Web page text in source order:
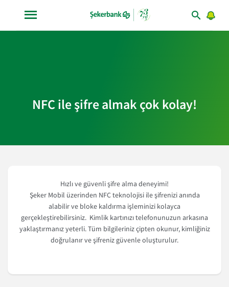
NFC ile şifre almak çok kolay!
Hızlı ve güvenli şifre alma deneyimi!
Şeker Mobil üzerinden NFC teknolojisi ile şifrenizi anında
alabilir ve bloke kaldırma işleminizi kolayca
gerçekleştirebilirsiniz. Kimlik kartınızı telefonunuzun arkasına
yaklaştırmanız yeterli. Tüm bilgileriniz çipten okunur, kimliğiniz
doğrulanır ve şifreniz güvenle oluşturulur.